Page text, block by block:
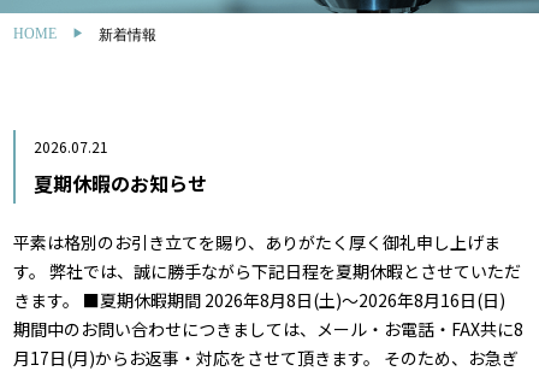
HOME 新着情報
2026.07.21
夏期休暇のお知らせ
平素は格別のお引き立てを賜り、ありがたく厚く御礼申し上げま
す。 弊社では、誠に勝手ながら下記日程を夏期休暇とさせていただ
きます。 ■夏期休暇期間 2026年8月8日(土)～2026年8月16日(日)
期間中のお問い合わせにつきましては、メール・お電話・FAX共に8
月17日(月)からお返事・対応をさせて頂きます。 そのため、お急ぎ